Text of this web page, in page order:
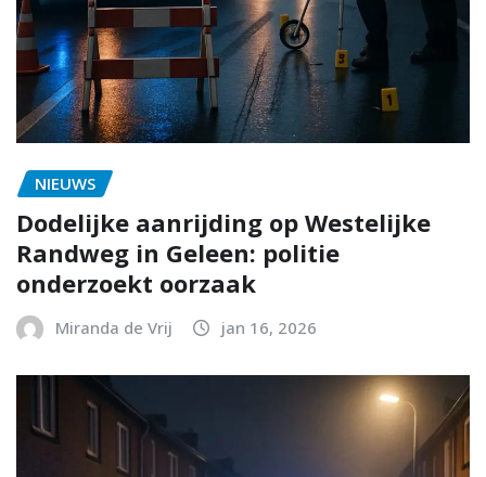
NIEUWS
Dodelijke aanrijding op Westelijke
Randweg in Geleen: politie
onderzoekt oorzaak
Miranda de Vrij jan 16, 2026